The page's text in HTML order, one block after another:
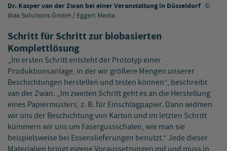
Dr. Kasper van der Zwan bei einer Veranstaltung in Düsseldorf
Wax Solutions GmbH / Eggert Media
Schritt für Schritt zur biobasierten
Komplettlösung
„Im ersten Schritt entsteht der Prototyp einer
Produktionsanlage, in der wir größere Mengen unserer
Beschichtungen herstellen und testen können“, beschreibt
van der Zwan. „Im zweiten Schritt geht es an die Herstellung
eines Papiermusters, z. B. für Einschlagpapier. Dann widmen
wir uns der Beschichtung von Karton und im letzten Schritt
kümmern wir uns um Fasergussschalen, wie man sie
beispielsweise bei Essenslieferungen benutzt.“ Jede dieser